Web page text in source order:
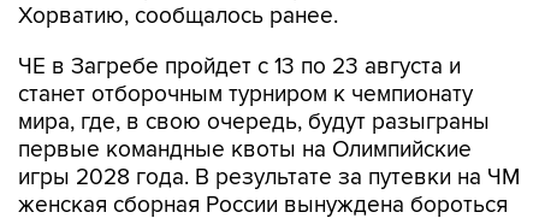
ЧЕ в Загребе пройдет с 13 по 23 августа и
мира, где, в свою очередь, будут разыграны
первые командные квоты на Олимпийские
игры 2028 года. В результате за путевки на ЧМ
женская сборная России вынуждена бороться
резервным составом.